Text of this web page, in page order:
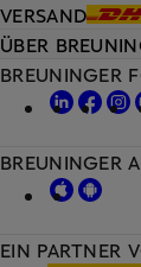
VERSAND
ÜBER
EIN PARTNER
BREUNINGER
BREUNINGER